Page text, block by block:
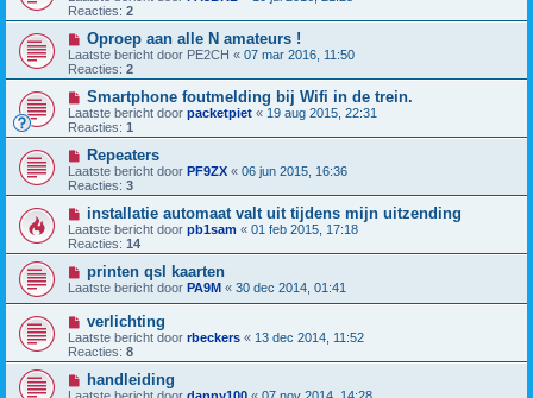
Reacties: 2
Oproep aan alle N amateurs !
Laatste bericht door PE2CH « 07 mar 2016, 11:50
Reacties: 2
Smartphone foutmelding bij Wifi in de trein.
Laatste bericht door packetpiet « 19 aug 2015, 22:31
Reacties: 1
Repeaters
Laatste bericht door PF9ZX « 06 jun 2015, 16:36
Reacties: 3
installatie automaat valt uit tijdens mijn uitzending
Laatste bericht door pb1sam « 01 feb 2015, 17:18
Reacties: 14
printen qsl kaarten
Laatste bericht door PA9M « 30 dec 2014, 01:41
verlichting
Laatste bericht door rbeckers « 13 dec 2014, 11:52
Reacties: 8
handleiding